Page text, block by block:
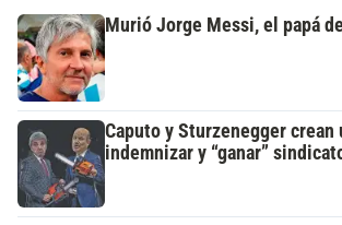
Murió Jorge Messi, el papá
Caputo y Sturzenegger crean
indemnizar y “ganar”